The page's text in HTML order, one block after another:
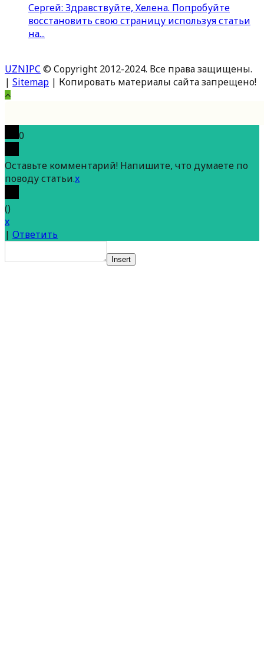
Сергей: Здравствуйте, Хелена. Попробуйте
восстановить свою страницу используя статьи
на...
UZNIPC © Copyright 2012-2024. Все права защищены.
| Sitemap | Копировать материалы сайта запрещено!
Вверх
0
Оставьте комментарий! Напишите, что думаете по
поводу статьи.x
()
x
| Ответить
Insert